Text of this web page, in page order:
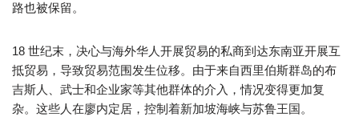
路也被保留。
18 世纪末，决心与海外华人开展贸易的私商到达东南亚开展互
抵贸易，导致贸易范围发生位移。由于来自西里伯斯群岛的布
吉斯人、武士和企业家等其他群体的介入，情况变得更加复
杂。这些人在廖内定居，控制着新加坡海峡与苏鲁王国。